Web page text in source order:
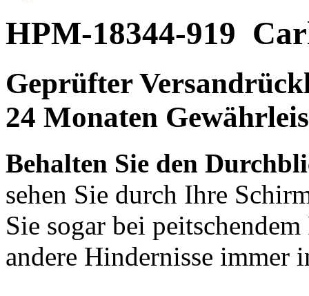
HPM-18344-919
Geprüfter
24 Monaten
Behalten Sie den
sehen Sie durch Ihre
Sie sogar bei
andere Hindernisse immer